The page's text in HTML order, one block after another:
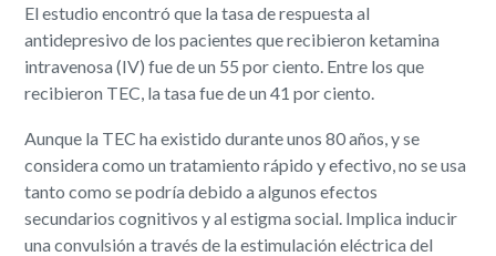
El estudio encontró que la tasa de respuesta al
antidepresivo de los pacientes que recibieron ketamina
intravenosa (IV) fue de un 55 por ciento. Entre los que
recibieron TEC, la tasa fue de un 41 por ciento.
Aunque la TEC ha existido durante unos 80 años, y se
considera como un tratamiento rápido y efectivo, no se usa
tanto como se podría debido a algunos efectos
secundarios cognitivos y al estigma social. Implica inducir
una convulsión a través de la estimulación eléctrica del